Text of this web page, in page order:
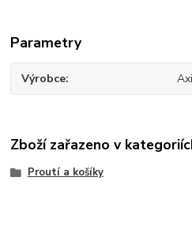
Parametry
Výrobce
Zboží zařazeno v
Proutí a košíky